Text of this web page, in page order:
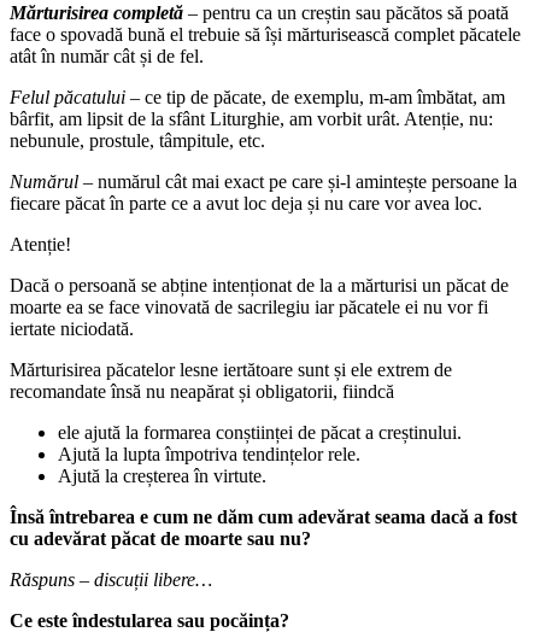
Mărturisirea completă – pentru ca un creștin sau păcătos să poată
face o spovadă bună el trebuie să își mărturisească complet păcatele
atât în număr cât și de fel.
Felul păcatului – ce tip de păcate, de exemplu, m-am îmbătat, am
bârfit, am lipsit de la sfânt Liturghie, am vorbit urât. Atenție, nu:
nebunule, prostule, tâmpitule, etc.
Numărul – numărul cât mai exact pe care și-l amintește persoane la
fiecare păcat în parte ce a avut loc deja și nu care vor avea loc.
Atenție!
Dacă o persoană se abține intenționat de la a mărturisi un păcat de
moarte ea se face vinovată de sacrilegiu iar păcatele ei nu vor fi
iertate niciodată.
Mărturisirea păcatelor lesne iertătoare sunt și ele extrem de
recomandate însă nu neapărat și obligatorii, fiindcă
ele ajută la formarea conștiinței de păcat a creștinului.
Ajută la lupta împotriva tendințelor rele.
Ajută la creșterea în virtute.
Însă întrebarea e cum ne dăm cum adevărat seama dacă a fost
cu adevărat păcat de moarte sau nu?
Răspuns – discuții libere…
Ce este îndestularea sau pocăința?